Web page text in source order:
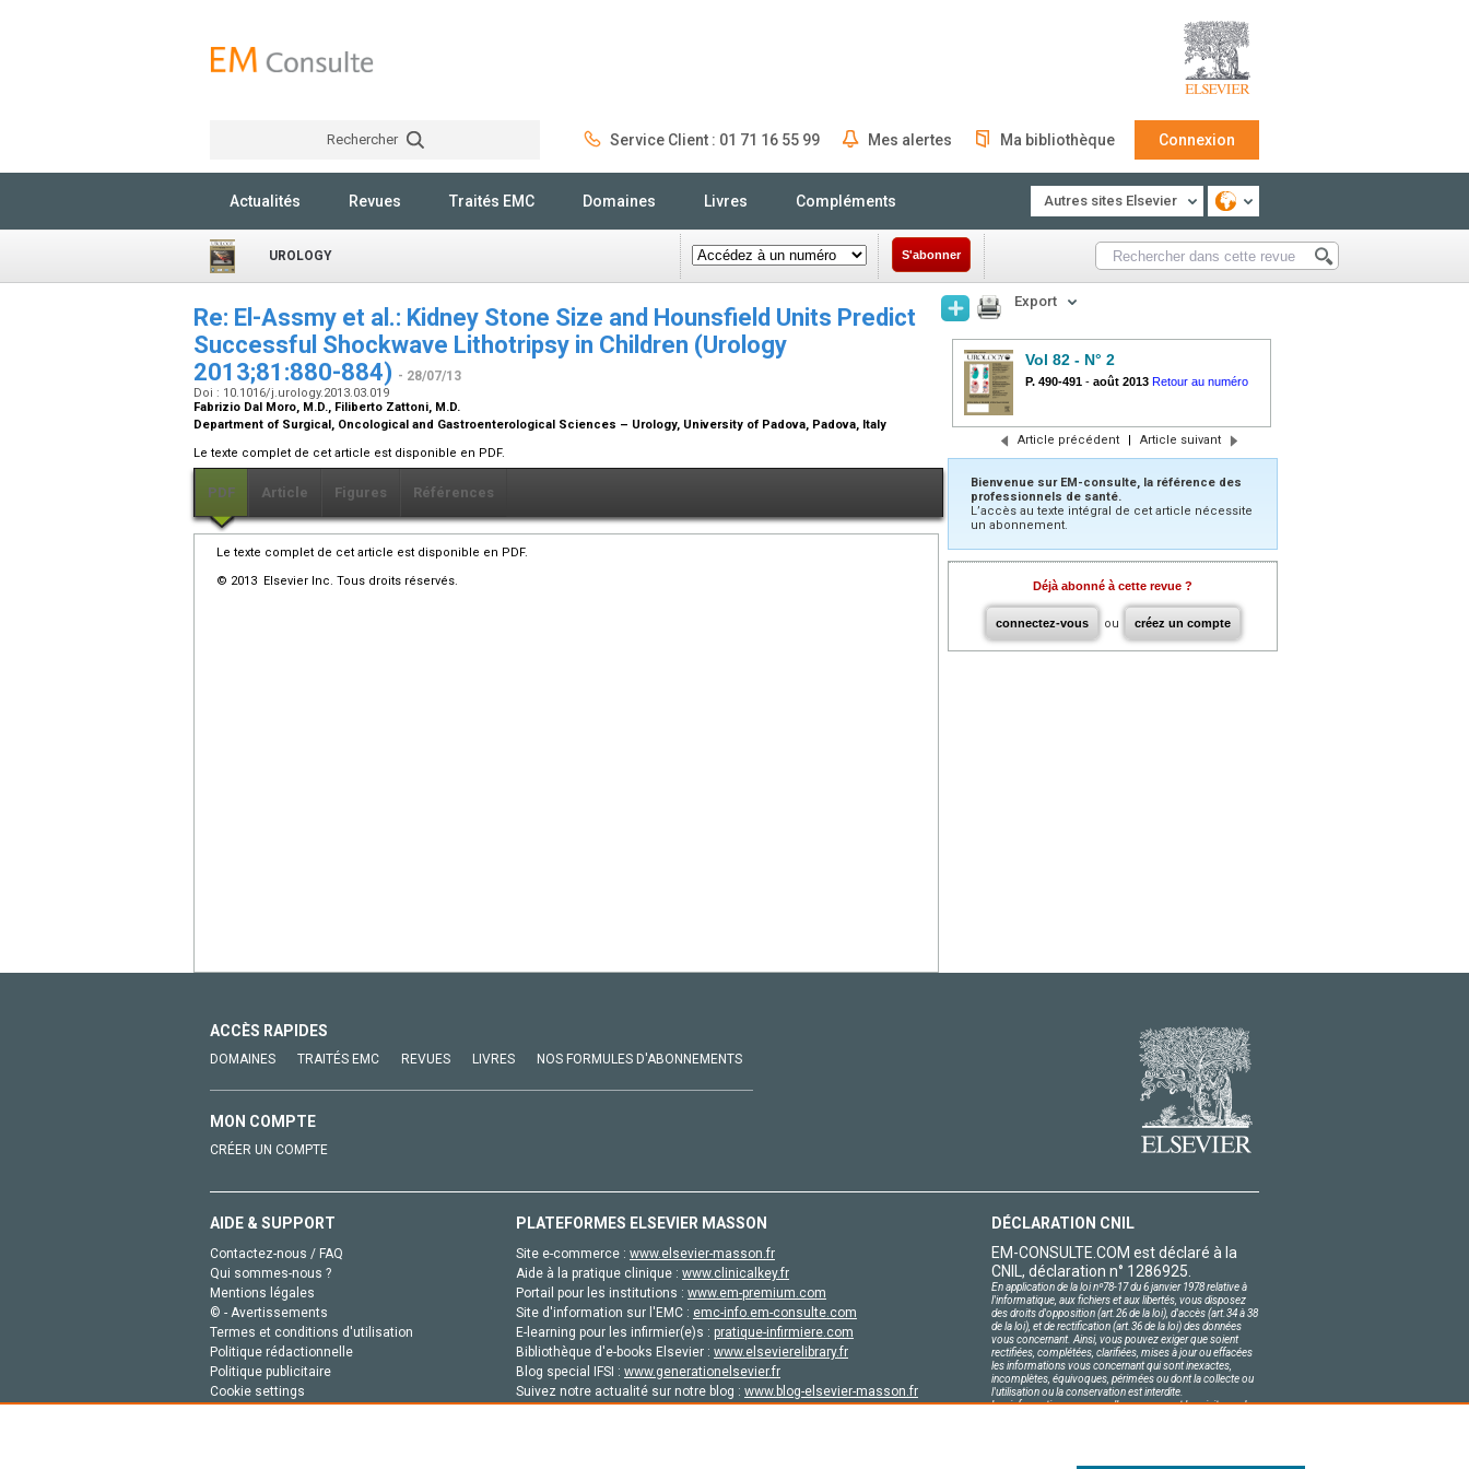
Rechercher Service Client : 01 71 16 55 99 Mes alertes Ma bibliothèque Connexion
Actualités Revues Traités EMC Domaines Livres Compléments Autres sites Elsevier
UROLOGY S'abonner
Re: El-Assmy et al.: Kidney Stone Size and Hounsfield Units Predict
Successful Shockwave Lithotripsy in Children (Urology
2013;81:880-884) - 28/07/13
Doi : 10.1016/j.urology.2013.03.019
Fabrizio Dal Moro, M.D., Filiberto Zattoni, M.D.
Department of Surgical, Oncological and Gastroenterological Sciences – Urology, University of Padova, Padova, Italy
Le texte complet de cet article est disponible en PDF.
PDF Article Figures Références
Le texte complet de cet article est disponible en PDF.
© 2013 Elsevier Inc. Tous droits réservés.
Export
Vol 82 - N° 2
P. 490-491 - août 2013 Retour au numéro
Article précédent | Article suivant
Bienvenue sur EM-consulte, la référence des
professionnels de santé.
L’accès au texte intégral de cet article nécessite
un abonnement.
Déjà abonné à cette revue ?
connectez-vous ou créez un compte
ACCÈS RAPIDES
DOMAINES TRAITÉS EMC REVUES LIVRES NOS FORMULES D'ABONNEMENTS
MON COMPTE
CRÉER UN COMPTE
AIDE & SUPPORT
Contactez-nous / FAQ
Qui sommes-nous ?
Mentions légales
© - Avertissements
Termes et conditions d'utilisation
Politique rédactionnelle
Politique publicitaire
Cookie settings
PLATEFORMES ELSEVIER MASSON
Site e-commerce : www.elsevier-masson.fr
Aide à la pratique clinique : www.clinicalkey.fr
Portail pour les institutions : www.em-premium.com
Site d'information sur l'EMC : emc-info.em-consulte.com
E-learning pour les infirmier(e)s : pratique-infirmiere.com
Bibliothèque d'e-books Elsevier : www.elsevierelibrary.fr
Blog special IFSI : www.generationelsevier.fr
Suivez notre actualité sur notre blog : www.blog-elsevier-masson.fr
DÉCLARATION CNIL
EM-CONSULTE.COM est déclaré à la
CNIL, déclaration n° 1286925.
En application de la loi nº78-17 du 6 janvier 1978 relative à
l'informatique, aux fichiers et aux libertés, vous disposez
des droits d'opposition (art.26 de la loi), d'accès (art.34 à 38
de la loi), et de rectification (art.36 de la loi) des données
vous concernant. Ainsi, vous pouvez exiger que soient
rectifiées, complétées, clarifiées, mises à jour ou effacées
les informations vous concernant qui sont inexactes,
incomplètes, équivoques, périmées ou dont la collecte ou
l'utilisation ou la conservation est interdite.
Les informations personnelles concernant les visiteurs de